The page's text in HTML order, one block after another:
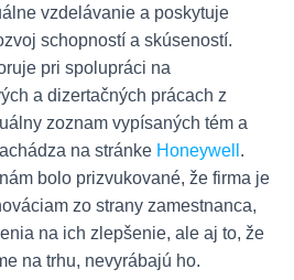
vzdelávanie a poskytuje
schopností a skúseností.
pri spolupráci na
a dizertačných prácach z
zoznam vypísaných tém a
na stránke Honeywell .
bolo prizvukované, že firma je
zo strany zamestnanca,
na ich zlepšenie, ale aj to, že
na trhu, nevyrábajú ho.